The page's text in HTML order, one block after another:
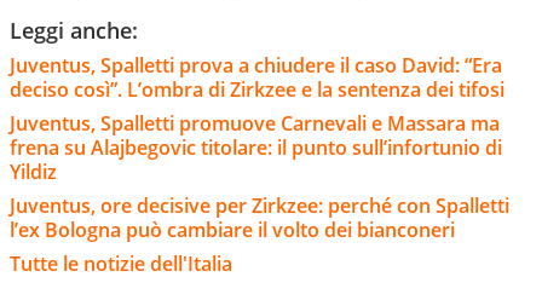
Leggi anche:
Juventus, Spalletti prova a chiudere il caso David: “Era
deciso così”. L’ombra di Zirkzee e la sentenza dei tifosi
Juventus, Spalletti promuove Carnevali e Massara ma
frena su Alajbegovic titolare: il punto sull’infortunio di
Yildiz
Juventus, ore decisive per Zirkzee: perché con Spalletti
l’ex Bologna può cambiare il volto dei bianconeri
Tutte le notizie dell'Italia